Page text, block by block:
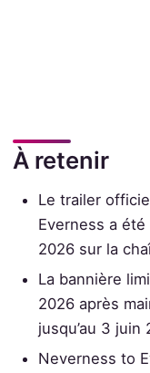
À retenir
Le trailer
Everness a
2026 sur la
La bannière
2026 après
jusqu’au 3 juin
Neverness to